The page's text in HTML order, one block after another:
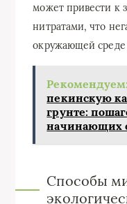
может привести к
нитратами, что
окружающей среде
Рекомендуем:
пекинскую
грунте:
начинающих
Способы